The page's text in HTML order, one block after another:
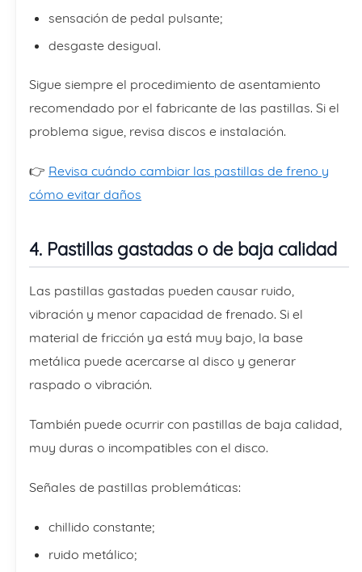
sensación de pedal pulsante;
desgaste desigual.
Sigue siempre el procedimiento de asentamiento
recomendado por el fabricante de las pastillas. Si el
problema sigue, revisa discos e instalación.
👉 Revisa cuándo cambiar las pastillas de freno y
cómo evitar daños
4. Pastillas gastadas o de baja calidad
Las pastillas gastadas pueden causar ruido,
vibración y menor capacidad de frenado. Si el
material de fricción ya está muy bajo, la base
metálica puede acercarse al disco y generar
raspado o vibración.
También puede ocurrir con pastillas de baja calidad,
muy duras o incompatibles con el disco.
Señales de pastillas problemáticas:
chillido constante;
ruido metálico;